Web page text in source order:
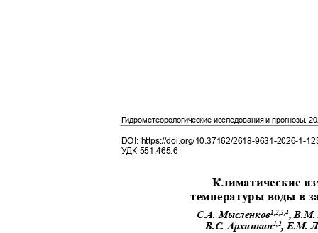
Гидрометеорологические исследования и прогнозы.
DOI: https://doi.org/10.37162/2618-9631-2026-1-
УДК 551.465.6
Климатические
температуры воды в
С.А. Мысленков1,2,3,4, В.М.
В.С. Архипкин1,2, Е.М.